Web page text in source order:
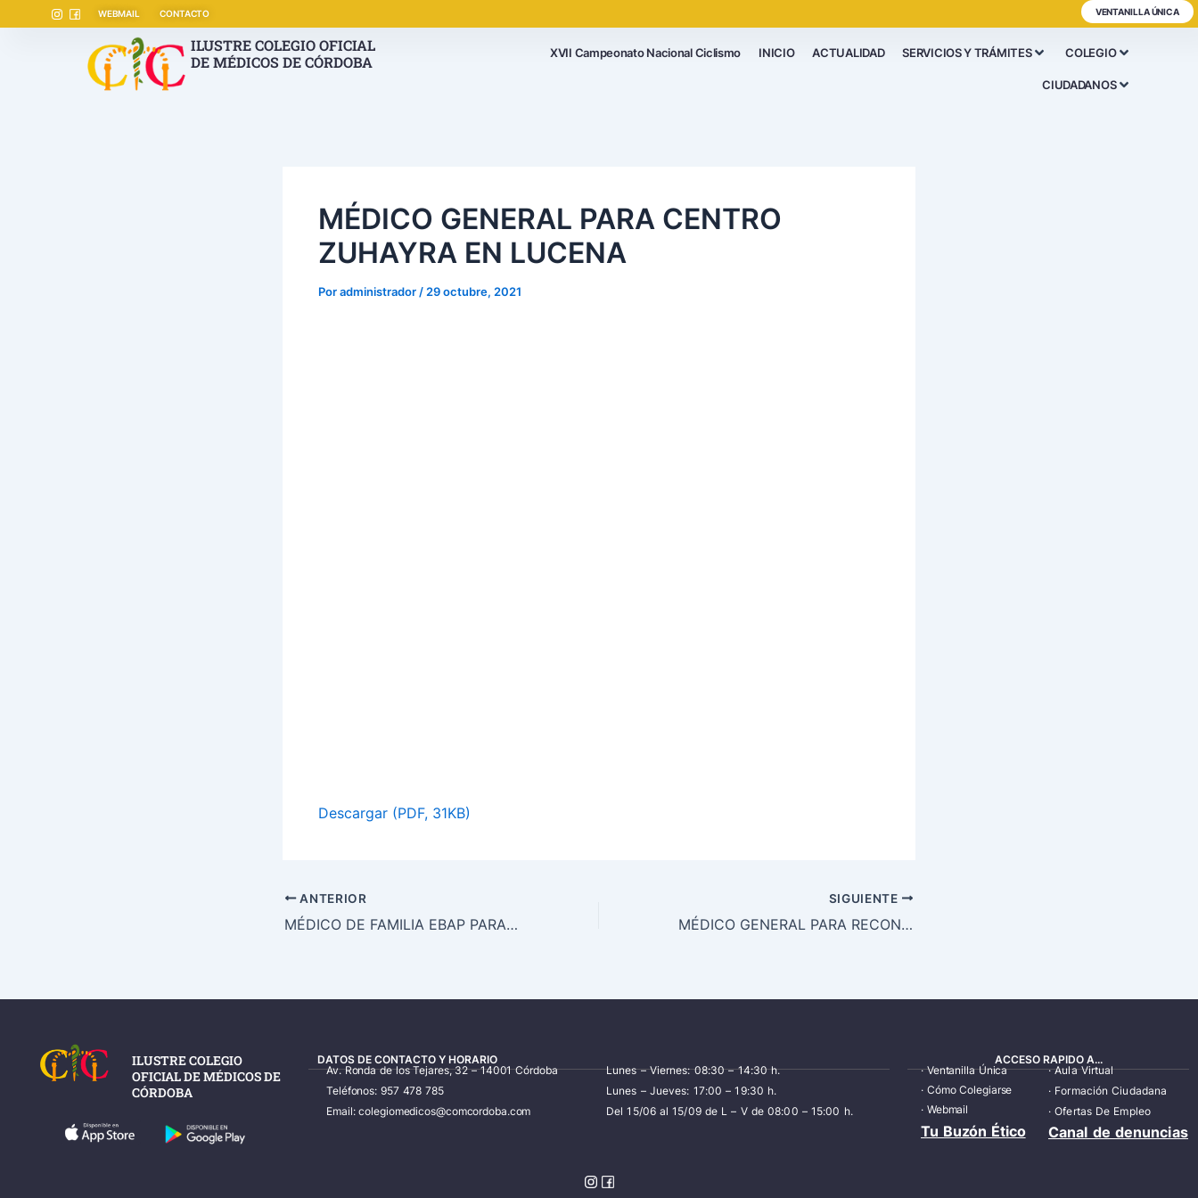
WEBMAIL CONTACTO VENTANILLA ÚNICA
ILUSTRE COLEGIO OFICIAL
DE MÉDICOS DE CÓRDOBA
XVII Campeonato Nacional Ciclismo INICIO ACTUALIDAD SERVICIOS Y TRÁMITES COLEGIO
CIUDADANOS
MÉDICO GENERAL PARA CENTRO
ZUHAYRA EN LUCENA
Poradministrador / 29 octubre, 2021
Descargar (PDF, 31KB)
entradas
ANTERIOR
MÉDICO DE FAMILIA EBAP PARA EL AGS SUR DE CÓRDOBA
SIGUIENTE
MÉDICO GENERAL PARA RECONOCIMIENTOS EN PRIEGO
ILUSTRE COLEGIO
OFICIAL DE MÉDICOS DE
CÓRDOBA
DATOS DE CONTACTO Y HORARIO
Av. Ronda de los Tejares, 32 – 14001 Córdoba
Teléfonos: 957 478 785
Email: colegiomedicos@comcordoba.com
Lunes – Viernes: 08:30 – 14:30 h.
Lunes – Jueves: 17:00 – 19:30 h.
Del 15/06 al 15/09 de L – V de 08:00 – 15:00 h.
ACCESO RAPIDO A...
·Ventanilla Única
· Cómo Colegiarse
· Webmail
·Aula Virtual
· Formación Ciudadana
·Ofertas De Empleo
Tu Buzón Ético Canal de denuncias